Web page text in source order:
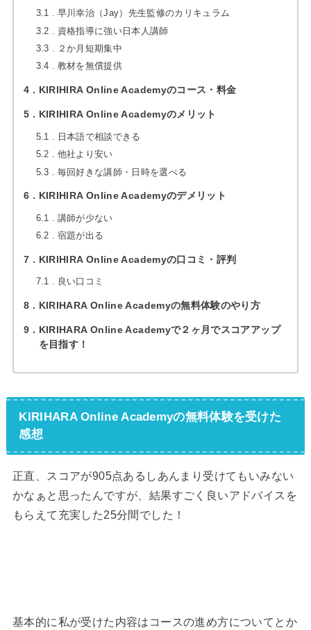
3.1
早川幸治（Jay）先生監修のカリキュラム
3.2
資格指導に強い日本人講師
3.3
２か月短期集中
3.4
教材を無償提供
4 KIRIHIRA Online Academyのコース・料金
5 KIRIHIRA Online Academyのメリット
5.1
日本語で相談できる
5.2
他社より安い
5.3
毎回好きな講師・日時を選べる
6 KIRIHIRA Online Academyのデメリット
6.1
講師が少ない
6.2
宿題が出る
7 KIRIHIRA Online Academyの口コミ・評判
7.1 良い口コミ
8 KIRIHARA Online Academyの無料体験のやり方
9
KIRIHARA Online Academyで２ヶ月でスコアアップ
を目指す！
KIRIHARA Online Academyの無料体験を受けた
感想
正直、スコアが905点あるしあんまり受けてもいみない
かなぁと思ったんですが、結果すごく良いアドバイスを
もらえて充実した25分間でした！
基本的に私が受けた内容はコースの進め方についてとか